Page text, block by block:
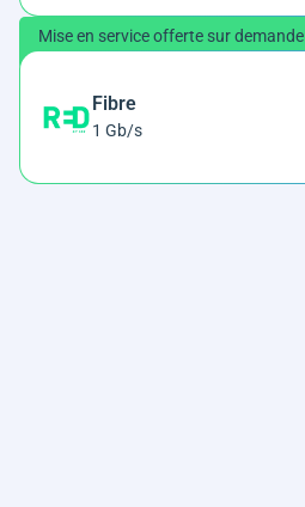
Mise en service offerte sur demande
Fibre
1 Gb/s